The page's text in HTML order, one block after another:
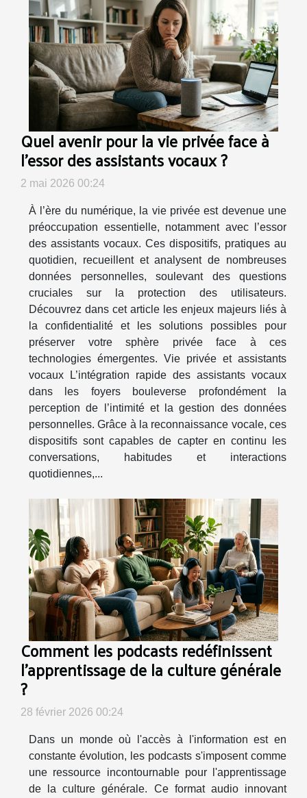
Quel avenir pour la vie privée face à
l’essor des assistants vocaux ?
2 mai 2026 00:24
À l’ère du numérique, la vie privée est devenue une
préoccupation essentielle, notamment avec l’essor
des assistants vocaux. Ces dispositifs, pratiques au
quotidien, recueillent et analysent de nombreuses
données personnelles, soulevant des questions
cruciales sur la protection des utilisateurs.
Découvrez dans cet article les enjeux majeurs liés à
la confidentialité et les solutions possibles pour
préserver votre sphère privée face à ces
technologies émergentes. Vie privée et assistants
vocaux L’intégration rapide des assistants vocaux
dans les foyers bouleverse profondément la
perception de l’intimité et la gestion des données
personnelles. Grâce à la reconnaissance vocale, ces
dispositifs sont capables de capter en continu les
conversations, habitudes et interactions
quotidiennes,...
Comment les podcasts redéfinissent
l'apprentissage de la culture générale
?
28 février 2026 00:24
Dans un monde où l'accès à l'information est en
constante évolution, les podcasts s'imposent comme
une ressource incontournable pour l'apprentissage
de la culture générale. Ce format audio innovant